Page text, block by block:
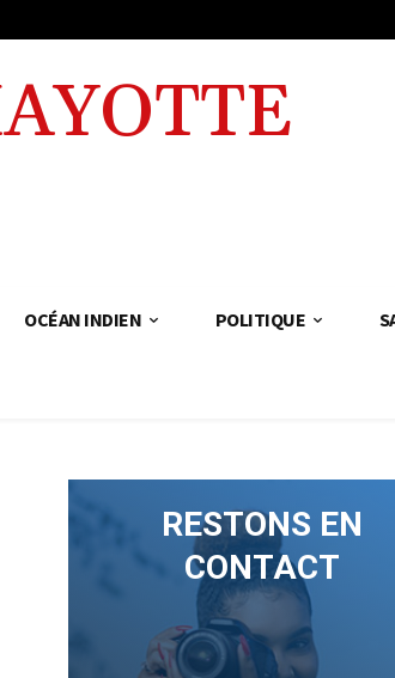
OCÉAN INDIEN POLITIQUE
RESTONS EN
CONTACT